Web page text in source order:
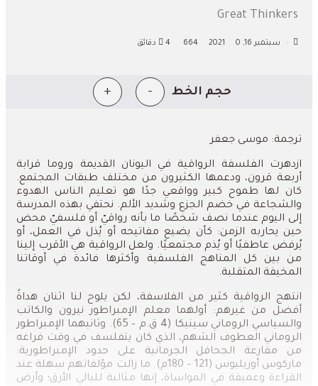
Great Thinkers
سبتمبر 16, 2021 0 4 دقائق
حجم الخط -
+
ترجمة: موسى جعفر
ازدهرت الفلسفة الرواقية في اليونان القديمة وروما قرابة
أربعة قرون، ودعمها الكثيرون من مختلف طبقات المجتمع.
كان لها طموح كبير وواقعي جدًا هو تعليم الناس الهدوء
والشجاعة في خضم الجزع وشديد الألم. نحتفي بهذه المدرسة
إلى اليوم عندما نصف شخصًا ما بأنه رواقيّ أو فلسفيّ محض
حين يحاربه الزمن: كأن يضيع مفاتيحه أو يُذل في العمل، أو
يُرفض عاطفيًا أو يُذم مجتمعيًا. ولعل الرواقية هي الأقرب إلينا
من بين كل المناهج الفلسفية وأكثرها فائدة في أوقاتنا
المخيفة المتقلبة.
انتهج الرواقية كثير من الفلاسفة، لكن يلوح لنا اثنان هداةً
أفضل من غيرهم: أولهما معلم الإمبراطور نيرون والكاتب
والسياسي الروماني سينيكا (4 ق.م – 65). وثانيهما الإمبراطور
الروماني العطوف الشهم، الذي كان يتفلسف في وقت فراغه
من مقارعة الجحافل الجرمانية على حدود الإمبراطورية:
ماركوس أوريليوس (121 – 180م). ما زالت مؤلفاتهم سهلة عند
القراءة وعميقة في المواساة، إنها مثالية لليالي الأرق؛ وأرض